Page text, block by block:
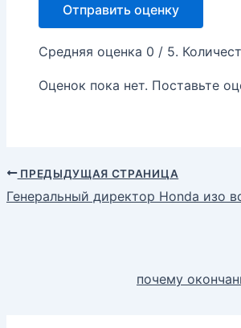
Отправить оценку
Средняя оценка 0 / 5.
Оценок пока нет. Поставьте
ПРЕДЫДУЩАЯ СТРАНИЦА
Генеральный директор Honda изо
почему